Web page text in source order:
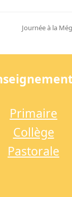
Journée à la
Primaire
Collège
Pastorale